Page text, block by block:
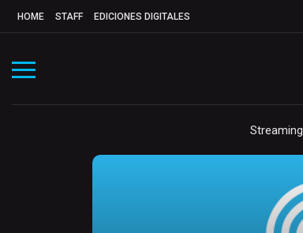
HOME STAFF EDICIONES DIGITALES
Streaming